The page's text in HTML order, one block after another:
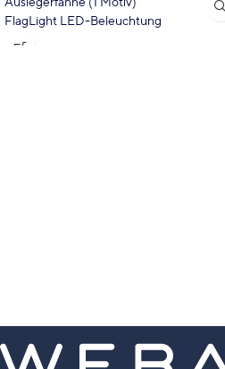
FlagLight LED-Beleuchtung
Dreh- und hissbarer Ausleger
Artikel im Warenkorb werden